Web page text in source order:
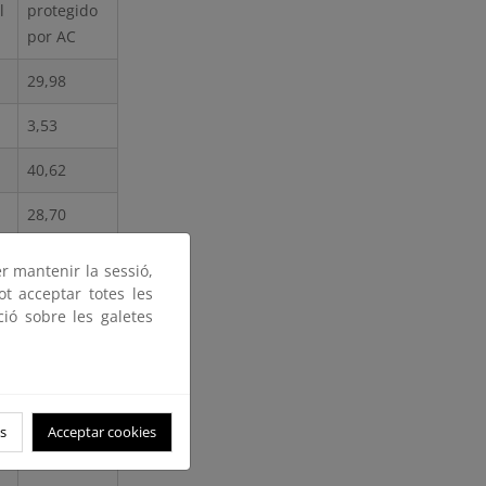
protegido
por AC
29,98
3,53
40,62
28,70
7,42
0,00
mantenir la sessió,
acceptar totes les
sobre les galetes
Acceptar cookies